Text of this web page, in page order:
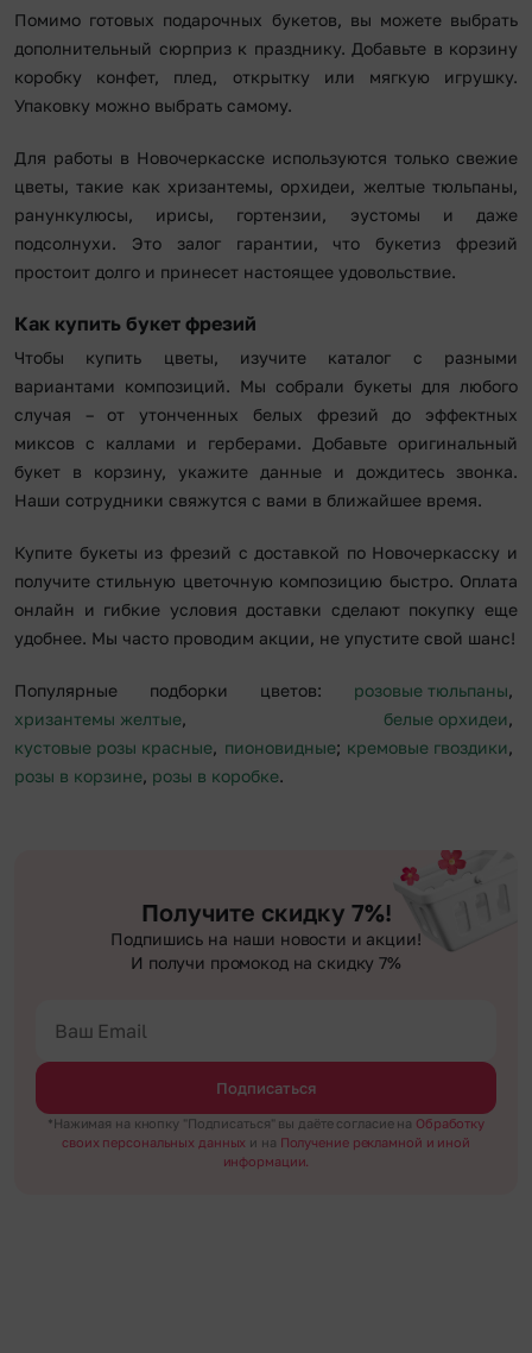
Помимо готовых подарочных букетов, вы можете выбрать
дополнительный сюрприз к празднику. Добавьте в корзину
коробку конфет, плед, открытку или мягкую игрушку.
Упаковку можно выбрать самому.
Для работы в Новочеркасске используются только свежие
цветы, такие как хризантемы, орхидеи, желтые тюльпаны,
ранункулюсы, ирисы, гортензии, эустомы и даже
подсолнухи. Это залог гарантии, что букетиз фрезий
простоит долго и принесет настоящее удовольствие.
Как купить букет фрезий
Чтобы купить цветы, изучите каталог с разными
вариантами композиций. Мы собрали букеты для любого
случая – от утонченных белых фрезий до эффектных
миксов с каллами и герберами. Добавьте оригинальный
букет в корзину, укажите данные и дождитесь звонка.
Наши сотрудники свяжутся с вами в ближайшее время.
Купите букеты из фрезий с доставкой по Новочеркасску и
получите стильную цветочную композицию быстро. Оплата
онлайн и гибкие условия доставки сделают покупку еще
удобнее. Мы часто проводим акции, не упустите свой шанс!
Популярные подборки цветов: розовые тюльпаны,
хризантемы желтые, белые орхидеи,
кустовые розы красные, пионовидные; кремовые гвоздики,
розы в корзине, розы в коробке.
Получите скидку 7%!
Подпишись на наши новости и акции!
И получи промокод на скидку 7%
Подписаться
*Нажимая на кнопку "Подписаться" вы даёте согласие на Обработку
своих персональных данных и на Получение рекламной и иной
информации.